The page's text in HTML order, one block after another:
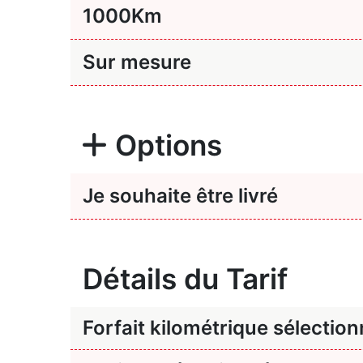
1000Km
Sur mesure
Options
Je souhaite être livré
Détails du Tarif
Forfait kilométrique